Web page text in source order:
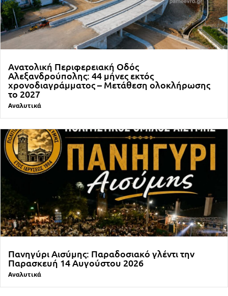
Ανατολική Περιφερειακή Οδός
Αλεξανδρούπολης: 44 μήνες εκτός
χρονοδιαγράμματος – Μετάθεση ολοκλήρωσης
το 2027
Αναλυτικά
Πανηγύρι Αισύμης: Παραδοσιακό γλέντι την
Παρασκευή 14 Αυγούστου 2026
Αναλυτικά